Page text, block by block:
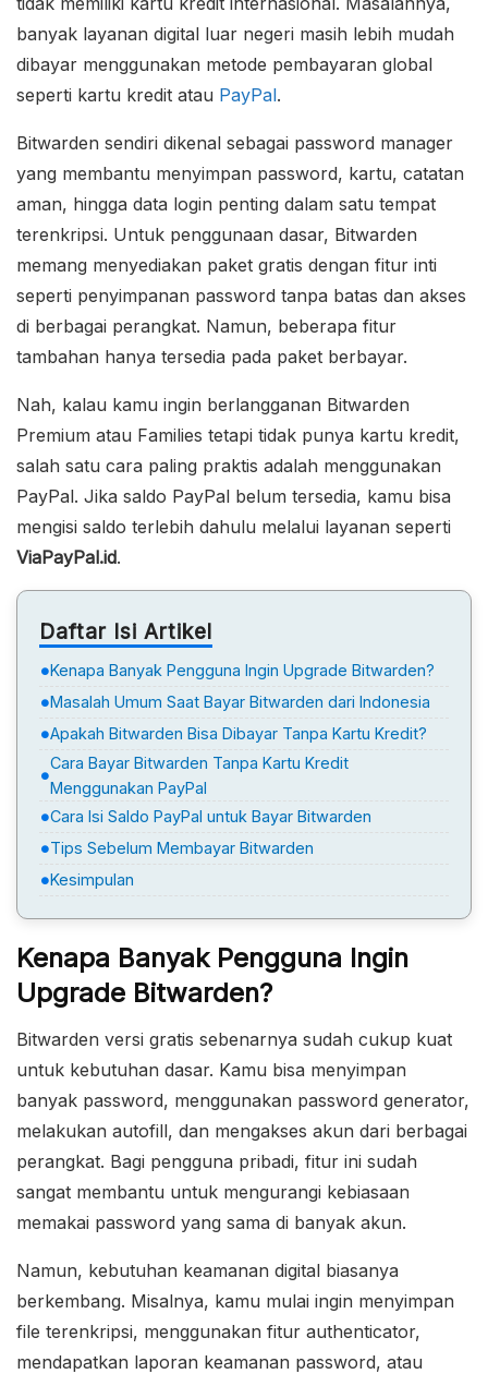
banyak layanan digital luar negeri masih lebih mudah
dibayar menggunakan metode pembayaran global
seperti kartu kredit atau PayPal.
Bitwarden sendiri dikenal sebagai password manager
yang membantu menyimpan password, kartu, catatan
aman, hingga data login penting dalam satu tempat
terenkripsi. Untuk penggunaan dasar, Bitwarden
memang menyediakan paket gratis dengan fitur inti
seperti penyimpanan password tanpa batas dan akses
di berbagai perangkat. Namun, beberapa fitur
tambahan hanya tersedia pada paket berbayar.
Nah, kalau kamu ingin berlangganan Bitwarden
Premium atau Families tetapi tidak punya kartu kredit,
salah satu cara paling praktis adalah menggunakan
PayPal. Jika saldo PayPal belum tersedia, kamu bisa
mengisi saldo terlebih dahulu melalui layanan seperti
ViaPayPal.id.
Daftar Isi Artikel
Kenapa Banyak Pengguna Ingin Upgrade Bitwarden?
Masalah Umum Saat Bayar Bitwarden dari Indonesia
Apakah Bitwarden Bisa Dibayar Tanpa Kartu Kredit?
Cara Bayar Bitwarden Tanpa Kartu Kredit
Menggunakan PayPal
Cara Isi Saldo PayPal untuk Bayar Bitwarden
Tips Sebelum Membayar Bitwarden
Kesimpulan
Kenapa Banyak Pengguna Ingin
Upgrade Bitwarden?
Bitwarden versi gratis sebenarnya sudah cukup kuat
untuk kebutuhan dasar. Kamu bisa menyimpan
banyak password, menggunakan password generator,
melakukan autofill, dan mengakses akun dari berbagai
perangkat. Bagi pengguna pribadi, fitur ini sudah
sangat membantu untuk mengurangi kebiasaan
memakai password yang sama di banyak akun.
Namun, kebutuhan keamanan digital biasanya
berkembang. Misalnya, kamu mulai ingin menyimpan
file terenkripsi, menggunakan fitur authenticator,
mendapatkan laporan keamanan password, atau